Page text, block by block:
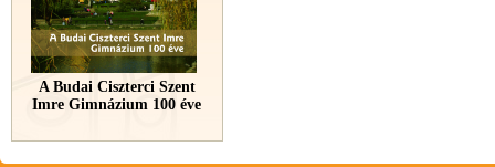
A Budai Ciszterci Szent
Imre Gimnázium 100 éve